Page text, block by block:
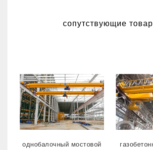
сопутствующие
однобалочный мостовой